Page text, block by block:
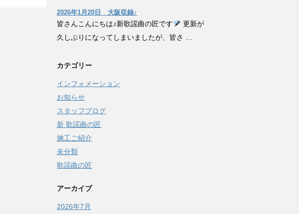
2026年1月20日 大阪収録♪
皆さんこんにちは♪新歌謡曲の匠です
更新が
久しぶりになってしまいましたが、皆さ …
カテゴリー
インフォメーション
お知らせ
スタッフブログ
新 歌謡曲の匠
施工ご紹介
未分類
歌謡曲の匠
アーカイブ
2026年7月